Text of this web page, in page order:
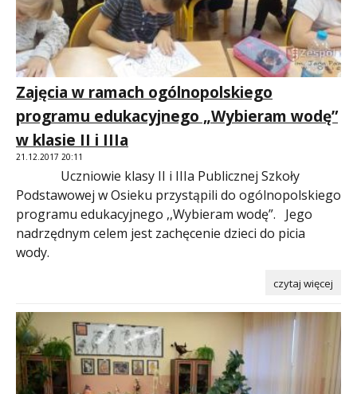
Zajęcia w ramach ogólnopolskiego
programu edukacyjnego „Wybieram wodę”
w klasie II i IIIa
21.12.2017 20:11
Uczniowie klasy II i IIIa Publicznej Szkoły
Podstawowej w Osieku przystąpili do ogólnopolskiego
programu edukacyjnego ,,Wybieram wodę”. Jego
nadrzędnym celem jest zachęcenie dzieci do picia
wody.
czytaj więcej